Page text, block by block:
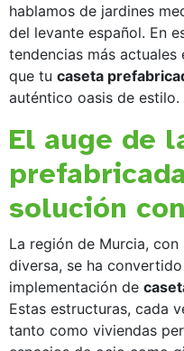
hablamos de jardines
del levante español. En
tendencias más
que tu caseta
auténtico oasis de estilo.
El auge de
solución
La región de Murcia,
diversa, se ha
implementación de
Estas estructuras, cada
tanto como viviendas